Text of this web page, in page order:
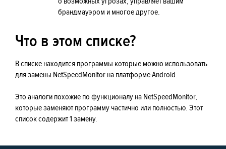
брандмауэром и многое другое.
Что в этом списке?
В списке находится программы которые можно использовать
для замены NetSpeedMonitor на платформе Android.
Это аналоги похожие по функционалу на NetSpeedMonitor,
которые заменяют программу частично или полностью. Этот
список содержит 1 замену.